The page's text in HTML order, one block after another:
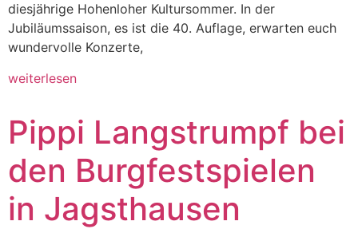
diesjährige Hohenloher Kultursommer. In der
Jubiläumssaison, es ist die 40. Auflage, erwarten euch
wundervolle Konzerte,
weiterlesen
Pippi Langstrumpf bei
den Burgfestspielen
in Jagsthausen